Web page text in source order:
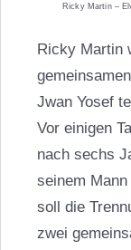
Ricky Martin –
Ricky Martin
Jwan Yosef
Vor einigen
nach sechs
seinem
soll die
zwei